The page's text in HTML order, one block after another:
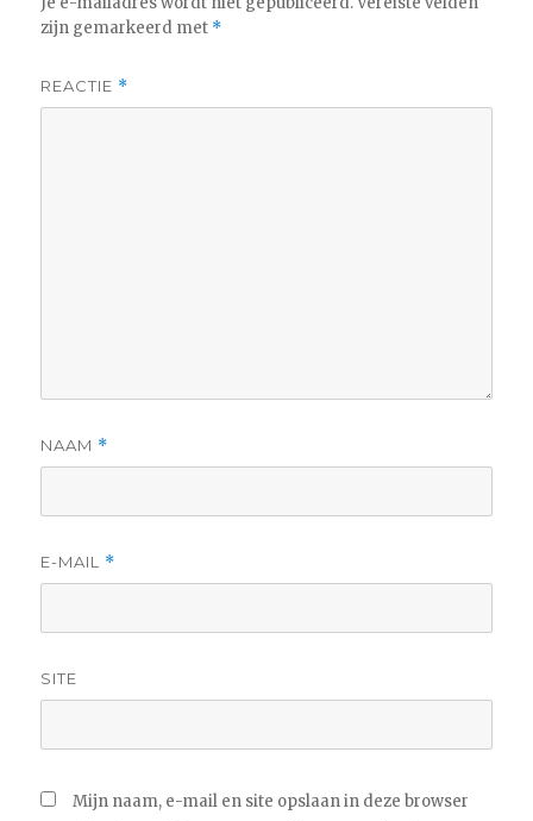
zijn gemarkeerd met *
REACTIE *
NAAM *
E-MAIL *
SITE
Mijn naam, e-mail en site opslaan in deze browser